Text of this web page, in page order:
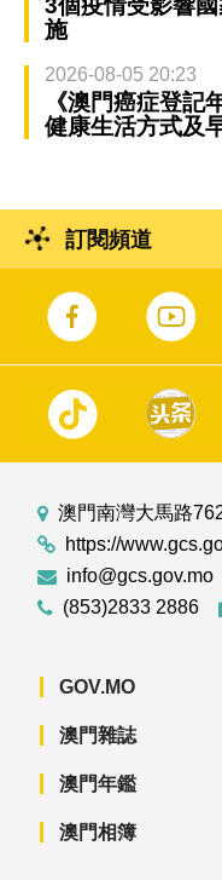
3個疫情受影響
施
2026-08-05 20:23
《澳門癌症登記
健康生活方式及
訂閱頻道
澳門南灣大馬路
https://
info@gcs.gov.mo
(853)2833 2886
GOV.MO
澳門雜誌
澳門年鑑
澳門相簿